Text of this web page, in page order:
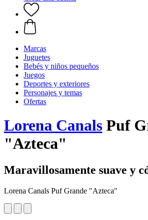
Marcas
Juguetes
Bebés y niños pequeños
Juegos
Deportes y exteriores
Personajes y temas
Ofertas
Lorena Canals Puf
"Azteca"
Maravillosamente suave y
Lorena Canals Puf Grande "Azteca"